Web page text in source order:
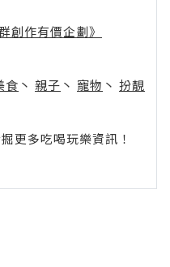
創作有價企劃》
食 丶 親子 丶 寵物 丶 扮靚
更多吃喝玩樂資訊！